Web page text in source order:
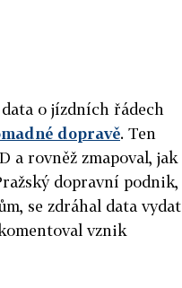
o jízdních řádech
dopravě. Ten
a rovněž zmapoval, jak
dopravní podnik,
se zdráhal data vydat
vznik